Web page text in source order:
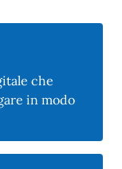
che
in modo